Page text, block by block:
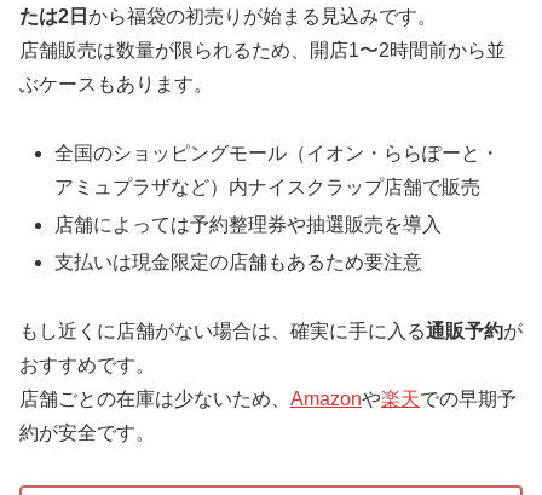
たは2日 から福袋の初売りが始まる見込みです。
店舗販売は数量が限られるため、開店1〜2時間前から並
ぶケースもあります。
全国のショッピングモール（イオン・ららぽーと・
アミュプラザなど）内ナイスクラップ店舗で販売
店舗によっては予約整理券や抽選販売を導入
支払いは現金限定の店舗もあるため要注意
もし近くに店舗がない場合は、確実に手に入る通販予約が
おすすめです。
店舗ごとの在庫は少ないため、 Amazonや楽天での早期予
約が安全です。